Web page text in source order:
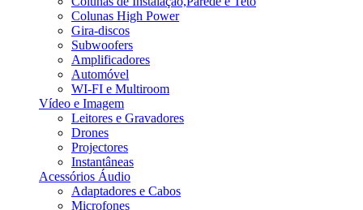
Colunas High Power
Gira-discos
Subwoofers
Amplificadores
Automóvel
WI-FI e Multiroom
Vídeo e Imagem
Leitores e Gravadores
Drones
Projectores
Instantâneas
Acessórios Áudio
Adaptadores e Cabos
Microfones